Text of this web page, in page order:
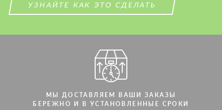
УЗНАЙТЕ КАК ЭТО СДЕЛАТЬ
МЫ ДОСТАВЛЯЕМ ВАШИ ЗАКАЗЫ
БЕРЕЖНО И В УСТАНОВЛЕННЫЕ СРОКИ